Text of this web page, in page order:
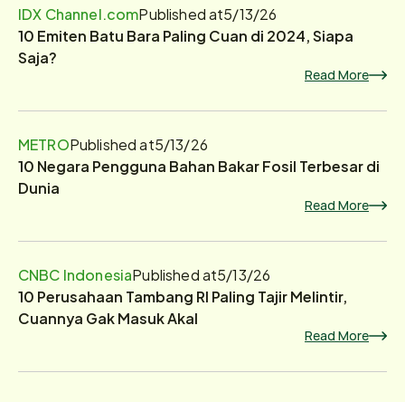
IDX Channel.comPublished at5/13/26
10 Emiten Batu Bara Paling Cuan di 2024, Siapa
Saja?
Read More
METROPublished at5/13/26
10 Negara Pengguna Bahan Bakar Fosil Terbesar di
Dunia
Read More
CNBC IndonesiaPublished at5/13/26
10 Perusahaan Tambang RI Paling Tajir Melintir,
Cuannya Gak Masuk Akal
Read More